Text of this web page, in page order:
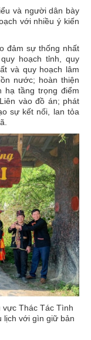
và người dân bày
với nhiều ý kiến
đảm sự thống nhất
hoạch tỉnh, quy
và quy hoạch lâm
nước; hoàn thiện
hạ tầng trọng điểm
vào đồ án; phát
sự kết nối, lan tỏa
vực Thác Tác Tình
lịch với gìn giữ bản